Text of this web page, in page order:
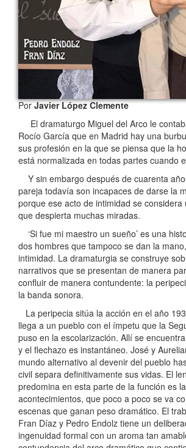
PorJavier López Clemente
El dramaturgo Miguel del Arco le
Rocío García que en Madrid hay una
sus profesión en la que se piensa que la
está normalizada en todas partes cuando
Y sin embargo después de cuarenta
pareja todavía son incapaces de darse la
porque ese acto de intimidad se considera
que despierta muchas miradas.
‘Si fue mi maestro un sueño’ es una
dos hombres que tampoco se dan la
intimidad. La dramaturgia se construye
narrativos que se presentan de manera
confluir de manera contundente: la
la banda sonora.
La peripecia sitúa la acción en el año
llega a un pueblo con el ímpetu que la
puso en la escolarización. Allí se
y el flechazo es instantáneo. José y
mundo alternativo al devenir del pueblo
civil separa definitivamente sus vidas. El
predomina en esta parte de la función es
acontecimientos, que poco a poco se va
escenas que ganan peso dramático. El
Fran Díaz y Pedro Endolz tiene un
ingenuidad formal con un aroma tan